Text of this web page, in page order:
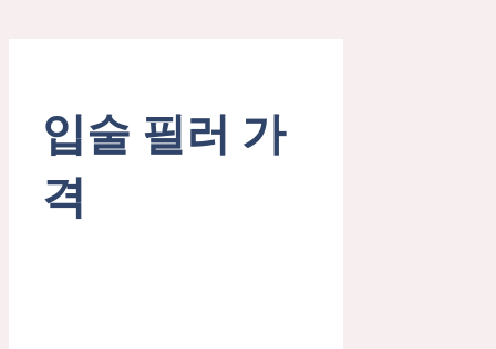
입술 필러 가
격